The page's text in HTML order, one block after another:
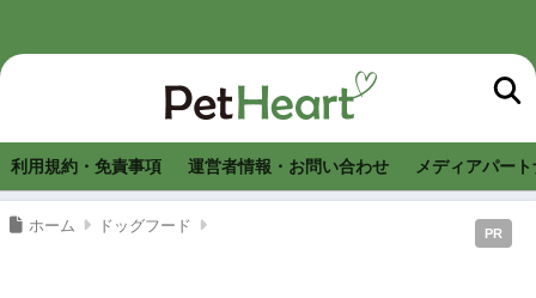
利用規約・免責事項 運営者情報・お問い合わせ メディアパー
PR
ホーム ドッグフード